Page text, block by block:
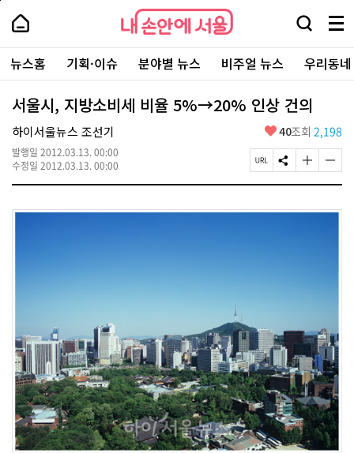
본
로
가
내
손
안
에
서
울
-
서
울
시
대
표
소
포
내
손
에
울
검
창
열
기
메
뉴
전
체
보
주
요
서
뉴스홈 기획·이슈 분야별 뉴스 비주얼 뉴스 우리동
서울시, 지방소비세 비율 5%→20% 인상 건의
하이서울뉴스 조선기
발행일 2012.03.13. 00:00
수정일 2012.03.13. 00:00
좋
요
40조회 2,198
페
이
U
R
S
N
공
유
글
자
기
크
글
자
기
작
페
상
단
로